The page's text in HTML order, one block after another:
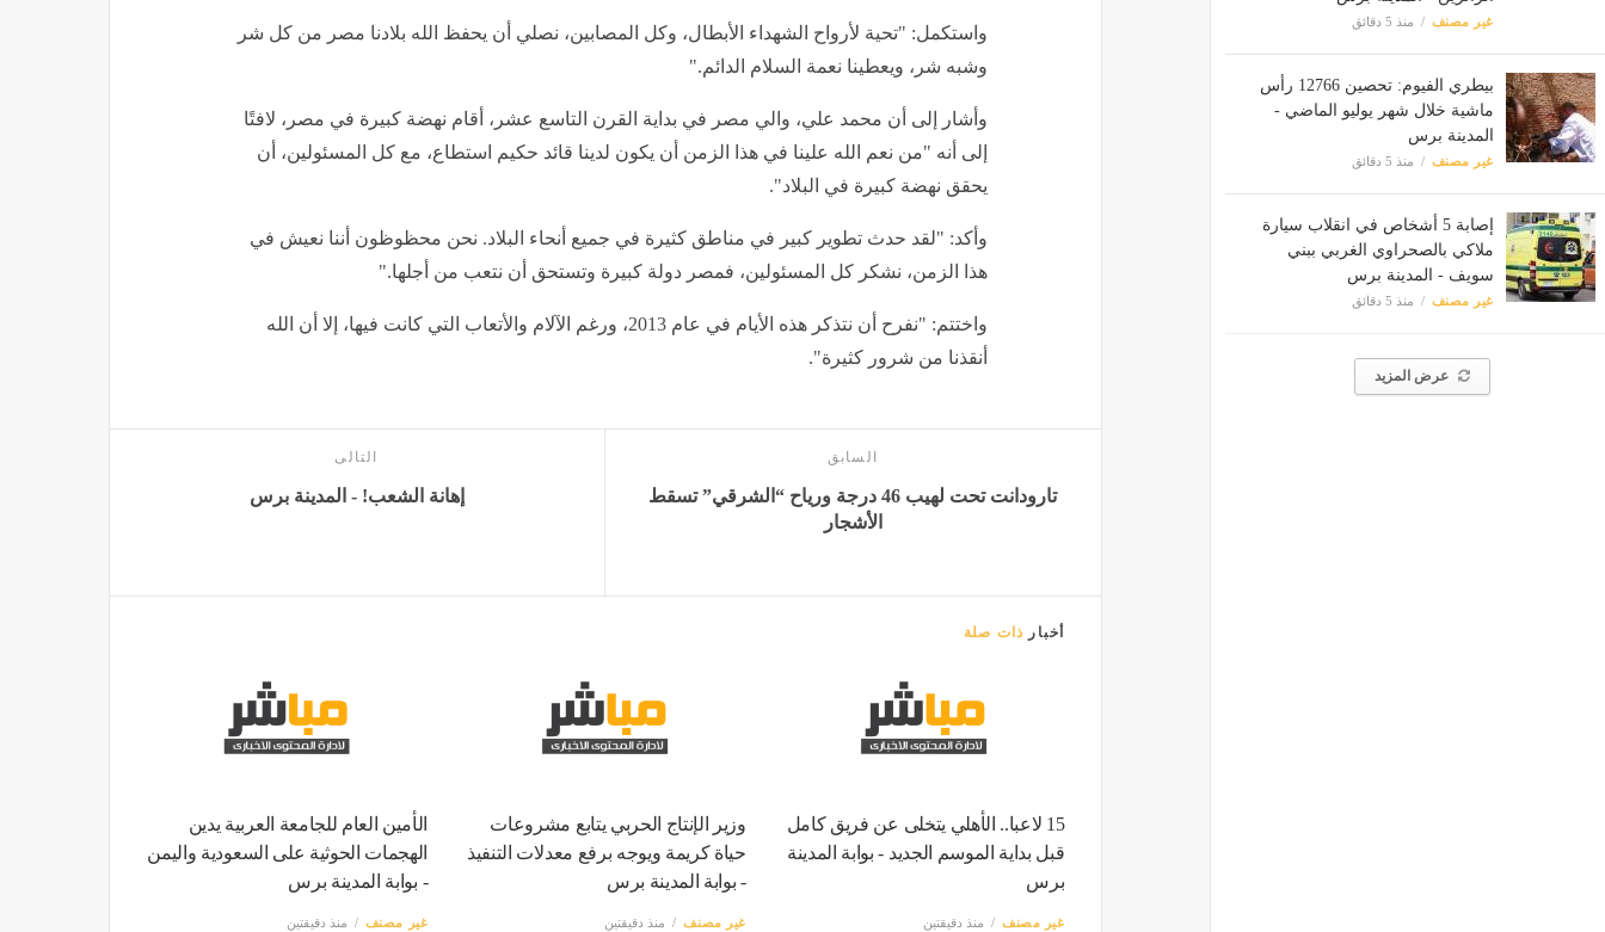
غير مصنف منذ 5 دقائق
بيطري الفيوم: تحصين 12766 رأس
ماشية خلال شهر يوليو الماضي -
المدينة برس
غير مصنف منذ 5 دقائق
إصابة 5 أشخاص في انقلاب سيارة
ملاكي بالصحراوي الغربي ببني
سويف - المدينة برس
غير مصنف منذ 5 دقائق
عرض المزيد
واستكمل: "تحية لأرواح الشهداء الأبطال، وكل المصابين، نصلي أن يحفظ الله بلادنا مصر من كل شر
وشبه شر، ويعطينا نعمة السلام الدائم."
وأشار إلى أن محمد علي، والي مصر في بداية القرن التاسع عشر، أقام نهضة كبيرة في مصر، لافتًا
إلى أنه "من نعم الله علينا في هذا الزمن أن يكون لدينا قائد حكيم استطاع، مع كل المسئولين، أن
يحقق نهضة كبيرة في البلاد".
وأكد: "لقد حدث تطوير كبير في مناطق كثيرة في جميع أنحاء البلاد. نحن محظوظون أننا نعيش في
هذا الزمن، نشكر كل المسئولين، فمصر دولة كبيرة وتستحق أن نتعب من أجلها."
واختتم: "نفرح أن نتذكر هذه الأيام في عام 2013، ورغم الآلام والأتعاب التي كانت فيها، إلا أن الله
أنقذنا من شرور كثيرة".
السابق
تارودانت تحت لهيب 46 درجة ورياح “الشرقي” تسقط
الأشجار
التالى
إهانة الشعب! - المدينة برس
أخبار ذات صلة
15 لاعبا.. الأهلي يتخلى عن فريق كامل
قبل بداية الموسم الجديد - بوابة المدينة
برس
غير مصنف منذ دقيقتين
وزير الإنتاج الحربي يتابع مشروعات
حياة كريمة ويوجه برفع معدلات التنفيذ
- بوابة المدينة برس
غير مصنف منذ دقيقتين
الأمين العام للجامعة العربية يدين
الهجمات الحوثية على السعودية واليمن
- بوابة المدينة برس
غير مصنف منذ دقيقتين